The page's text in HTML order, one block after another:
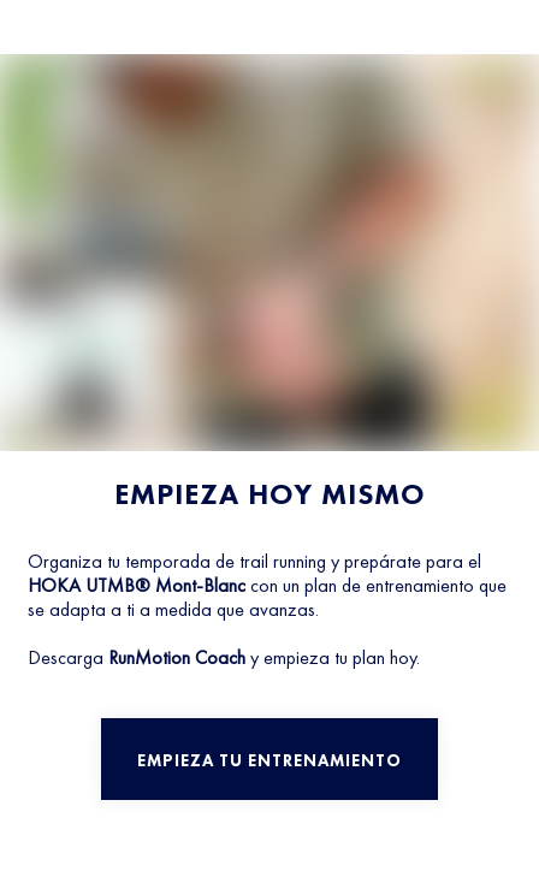
EMPIEZA HOY MISMO
Organiza tu temporada de trail running y prepárate para el
HOKA UTMB® Mont-Blanccon un plan de entrenamiento que
se adapta a ti a medida que avanzas.
Descarga RunMotion Coachy empieza tu plan hoy.
EMPIEZA TU ENTRENAMIENTO